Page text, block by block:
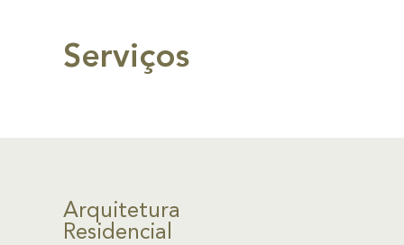
Serviços
Arquitetura
Residencial